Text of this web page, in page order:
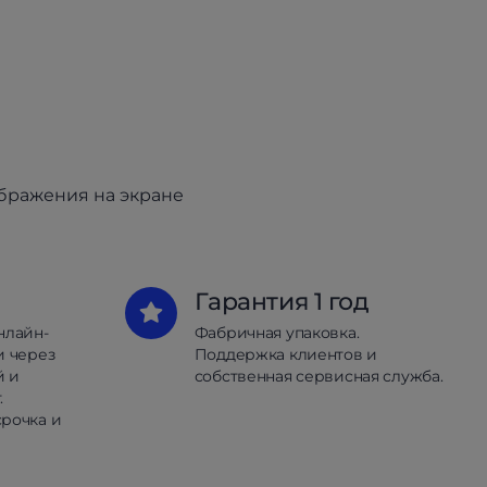
на экране
через
и
и
Гарантия 1 год
Фабричная упаковка.
Поддержка клиентов и
собственная сервисная служба.